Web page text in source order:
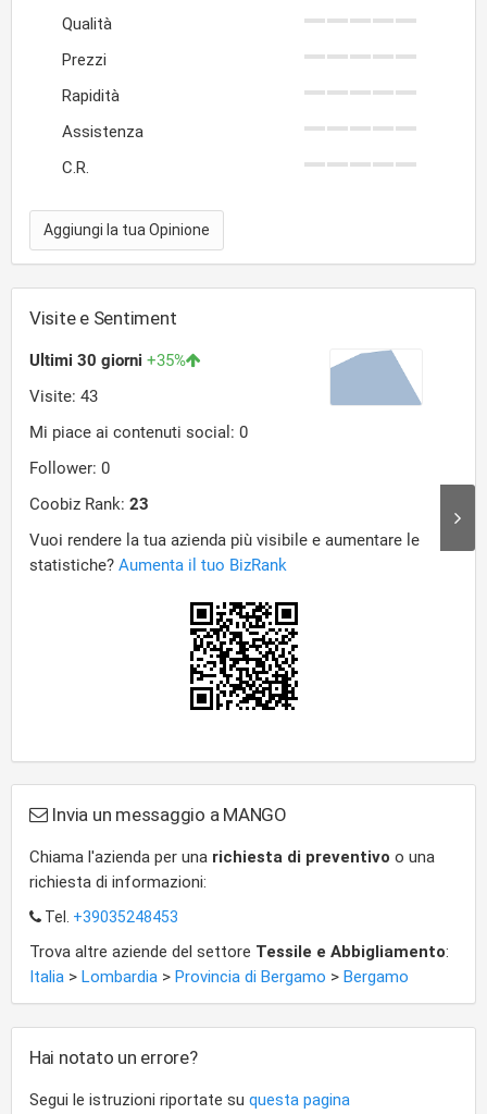
Qualità
Prezzi
Rapidità
Assistenza
C.R.
Aggiungi la tua Opinione
Visite e Sentiment
Invia un messaggio a MANGO
Chiama l'azienda per una richiesta di preventivo o una
richiesta di informazioni:
Tel. +39035248453
Trova altre aziende del settore Tessile e Abbigliamento:
Italia > Lombardia > Provincia di Bergamo > Bergamo
Hai notato un errore?
Segui le istruzioni riportate su questa pagina